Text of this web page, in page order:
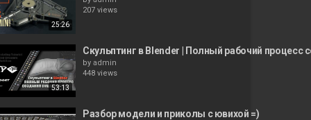
25:26
207 views
53:13
Скульптинг в Blender | Полный рабочий процесс
by admin
448 views
Разбор модели и приколы с ювихой =)